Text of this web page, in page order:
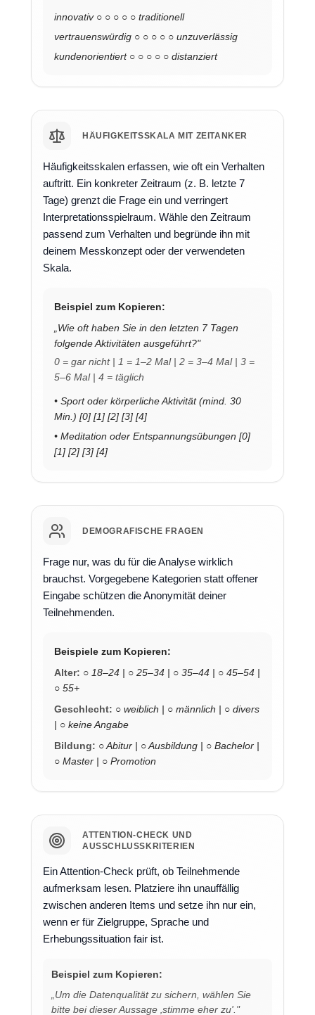
innovativ ○ ○ ○ ○ ○ traditionell
vertrauenswürdig ○ ○ ○ ○ ○ unzuverlässig
kundenorientiert ○ ○ ○ ○ ○ distanziert
HÄUFIGKEITSSKALA MIT ZEITANKER
Häufigkeitsskalen erfassen, wie oft ein Verhalten
auftritt. Ein konkreter Zeitraum (z. B. letzte 7
Tage) grenzt die Frage ein und verringert
Interpretationsspielraum. Wähle den Zeitraum
passend zum Verhalten und begründe ihn mit
deinem Messkonzept oder der verwendeten
Skala.
Beispiel zum Kopieren:
„Wie oft haben Sie in den letzten 7 Tagen
folgende Aktivitäten ausgeführt?"
0 = gar nicht | 1 = 1–2 Mal | 2 = 3–4 Mal | 3 =
5–6 Mal | 4 = täglich
• Sport oder körperliche Aktivität (mind. 30
Min.) [0] [1] [2] [3] [4]
• Meditation oder Entspannungsübungen [0]
[1] [2] [3] [4]
DEMOGRAFISCHE FRAGEN
Frage nur, was du für die Analyse wirklich
brauchst. Vorgegebene Kategorien statt offener
Eingabe schützen die Anonymität deiner
Teilnehmenden.
Beispiele zum Kopieren:
Alter: ○ 18–24 | ○ 25–34 | ○ 35–44 | ○ 45–54 |
○ 55+
Geschlecht: ○ weiblich | ○ männlich | ○ divers
| ○ keine Angabe
Bildung: ○ Abitur | ○ Ausbildung | ○ Bachelor |
○ Master | ○ Promotion
ATTENTION-CHECK UND
AUSSCHLUSSKRITERIEN
Ein Attention-Check prüft, ob Teilnehmende
aufmerksam lesen. Platziere ihn unauffällig
zwischen anderen Items und setze ihn nur ein,
wenn er für Zielgruppe, Sprache und
Erhebungssituation fair ist.
Beispiel zum Kopieren:
„Um die Datenqualität zu sichern, wählen Sie
bitte bei dieser Aussage ‚stimme eher zu'."